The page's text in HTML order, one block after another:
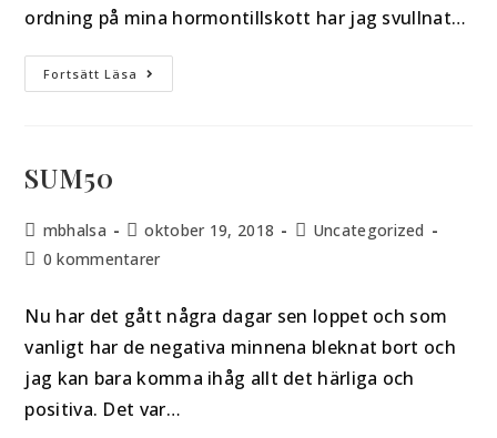
ordning på mina hormontillskott har jag svullnat…
Fortsätt Läsa
SUM50
mbhalsa oktober 19, 2018
Uncategorized
0 kommentarer
Nu har det gått några dagar sen loppet och som
vanligt har de negativa minnena bleknat bort och
jag kan bara komma ihåg allt det härliga och
positiva. Det var…